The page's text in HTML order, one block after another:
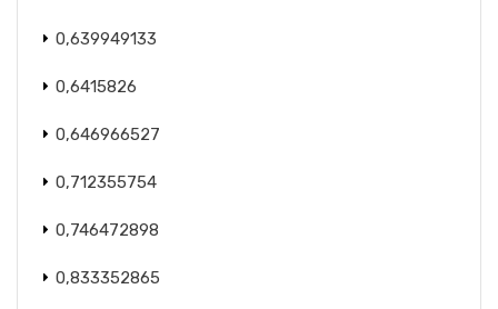
0,639949133
0,6415826
0,646966527
0,712355754
0,746472898
0,833352865